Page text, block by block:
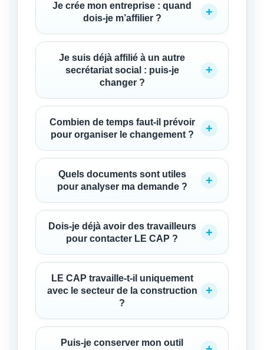
Je crée mon entreprise : quand
dois-je m’affilier ?
Je suis déjà affilié à un autre
secrétariat social : puis-je
changer ?
Combien de temps faut-il prévoir
pour organiser le changement ?
Quels documents sont utiles
pour analyser ma demande ?
Dois-je déjà avoir des travailleurs
pour contacter LE CAP ?
LE CAP travaille-t-il uniquement
avec le secteur de la construction
?
Puis-je conserver mon outil